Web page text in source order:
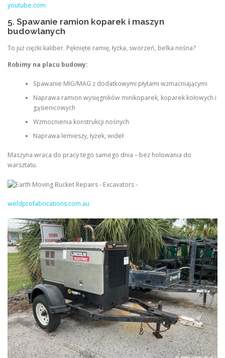
youtube.com
5. Spawanie ramion koparek i maszyn
budowlanych
To już ciężki kaliber. Pęknięte ramię, łyżka, sworzeń, belka nośna?
Robimy na placu budowy:
Spawanie MIG/MAG z dodatkowymi płytami wzmacniającymi
Naprawa ramion wysięgników minikoparek, koparek kołowych i
gąsienicowych
Wzmocnienia konstrukcji nośnych
Naprawa lemieszy, łyżek, wideł
Maszyna wraca do pracy tego samego dnia – bez holowania do
warsztatu.
weldprofabrications.com.au